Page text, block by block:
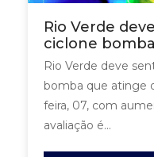
Rio Verde
ciclone
Rio Verde deve
bomba que atinge
feira, 07, com
avaliação é...